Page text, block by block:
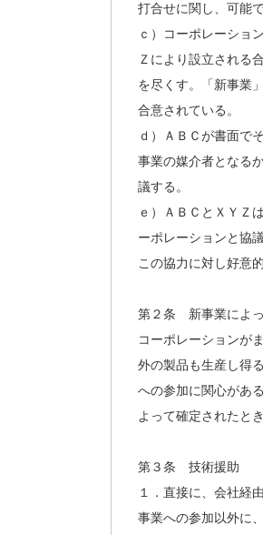
打合せに関し、可能
ｃ）コーポレーショ
Ｚにより設立される
を尽くす。「新事業
合意されている。
ｄ）ＡＢＣが書面で
事業の媒介者となる
議する。
ｅ）ＡＢＣとＸＹＺ
ーポレーションと協
この協力に対し好意
第２条 新事業によ
コーポレーションが
外の製品も生産し得
への参加に関心があ
よって確定されたと
第３条 技術援助
１．直接に、会社経
事業への参加以外に